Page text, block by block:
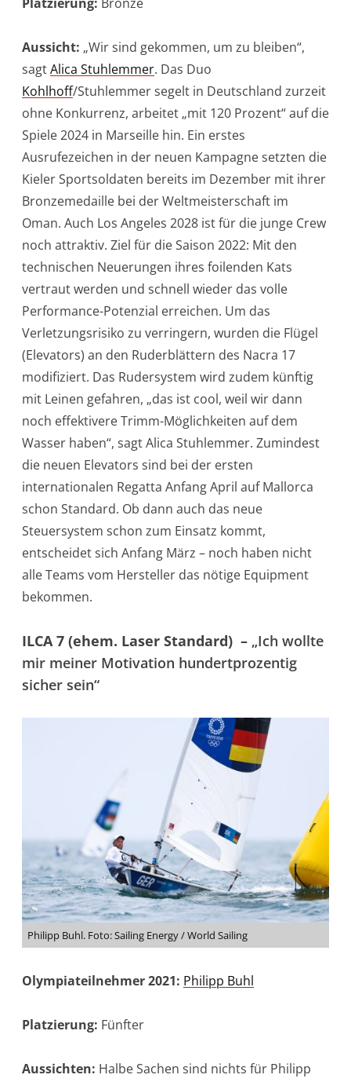
Aussicht: „Wir sind gekommen, um zu bleiben“,
sagtAlica Stuhlemmer. Das Duo
Kohlhoff/Stuhlemmer segelt in Deutschland zurzeit
ohne Konkurrenz, arbeitet „mit 120 Prozent“ auf die
Spiele 2024 in Marseille hin. Ein erstes
Ausrufezeichen in der neuen Kampagne setzten die
Kieler Sportsoldaten bereits im Dezember mit ihrer
Bronzemedaille bei der Weltmeisterschaft im
Oman. Auch Los Angeles 2028 ist für die junge Crew
noch attraktiv. Ziel für die Saison 2022: Mit den
technischen Neuerungen ihres foilenden Kats
vertraut werden und schnell wieder das volle
Performance-Potenzial erreichen. Um das
Verletzungsrisiko zu verringern, wurden die Flügel
(Elevators) an den Ruderblättern des Nacra 17
modifiziert. Das Rudersystem wird zudem künftig
mit Leinen gefahren, „das ist cool, weil wir dann
noch effektivere Trimm-Möglichkeiten auf dem
Wasser haben“, sagt Alica Stuhlemmer. Zumindest
die neuen Elevators sind bei der ersten
internationalen Regatta Anfang April auf Mallorca
schon Standard. Ob dann auch das neue
Steuersystem schon zum Einsatz kommt,
entscheidet sich Anfang März – noch haben nicht
alle Teams vom Hersteller das nötige Equipment
bekommen.
ILCA 7 (ehem. Laser Standard) – „Ich wollte
mir meiner Motivation hundertprozentig
sicher sein“
Philipp Buhl. Foto: Sailing Energy / World Sailing
Olympiateilnehmer 2021: Philipp Buhl
Platzierung: Fünfter
Aussichten: Halbe Sachen sind nichts für Philipp